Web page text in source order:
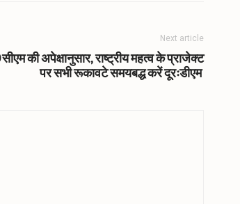
Next article
सीएम की अपेक्षानुसार, राष्ट्रीय महत्व के प्राजेक्ट
पर सभी रूकावटे समयबद्ध करें दूरःडीएम